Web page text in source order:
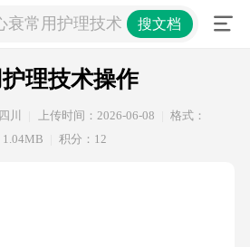
衰常用护理技术操作搜文档
理技术操作
川 上传时间：2026-06-08
格式：
1.04MB 积分：12